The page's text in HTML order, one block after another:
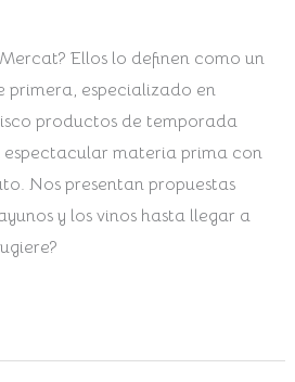
Ellos lo definen como un
especializado en
productos de temporada
materia prima con
Nos presentan propuestas
y los vinos hasta llegar a